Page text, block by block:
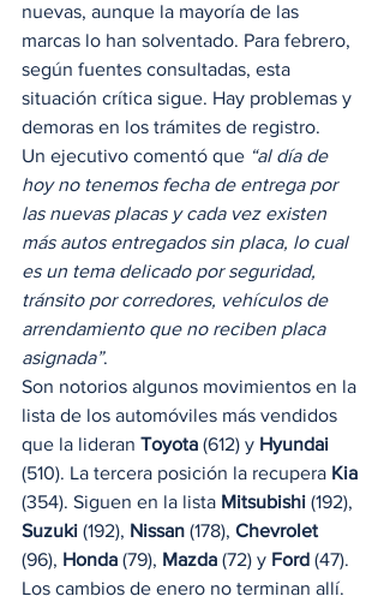
nuevas, aunque la mayoría de las
marcas lo han solventado. Para febrero,
según fuentes consultadas, esta
situación crítica sigue. Hay problemas y
demoras en los trámites de registro.
Un ejecutivo comentó que “al día de
hoy no tenemos fecha de entrega por
las nuevas placas y cada vez existen
más autos entregados sin placa, lo cual
es un tema delicado por seguridad,
tránsito por corredores, vehículos de
arrendamiento que no reciben placa
asignada”.
Son notorios algunos movimientos en la
lista de los automóviles más vendidos
que la lideran Toyota (612) y Hyundai
(510). La tercera posición la recupera Kia
(354). Siguen en la lista Mitsubishi (192),
Suzuki (192), Nissan (178), Chevrolet
(96), Honda (79), Mazda (72) y Ford (47).
Los cambios de enero no terminan allí.